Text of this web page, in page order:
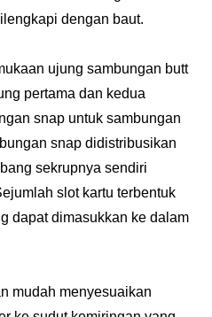
dengan baut.
ujung sambungan butt
pertama dan kedua
snap untuk sambungan
snap didistribusikan
sekrupnya sendiri
slot kartu terbentuk
dapat dimasukkan ke dalam
mudah menyesuaikan